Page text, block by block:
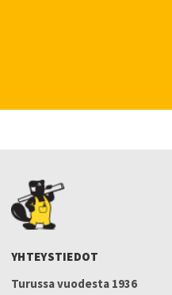
YHTEYSTIEDOT
Turussa vuodesta 1936